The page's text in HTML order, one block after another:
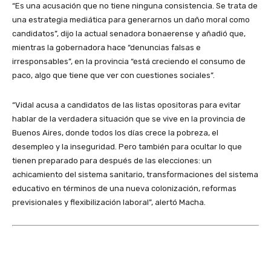
“Es una acusación que no tiene ninguna consistencia. Se trata de
una estrategia mediática para generarnos un daño moral como
candidatos”, dijo la actual senadora bonaerense y añadió que,
mientras la gobernadora hace “denuncias falsas e
irresponsables”, en la provincia “está creciendo el consumo de
paco, algo que tiene que ver con cuestiones sociales”.
“Vidal acusa a candidatos de las listas opositoras para evitar
hablar de la verdadera situación que se vive en la provincia de
Buenos Aires, donde todos los días crece la pobreza, el
desempleo y la inseguridad. Pero también para ocultar lo que
tienen preparado para después de las elecciones: un
achicamiento del sistema sanitario, transformaciones del sistema
educativo en términos de una nueva colonización, reformas
previsionales y flexibilización laboral”, alertó Macha.